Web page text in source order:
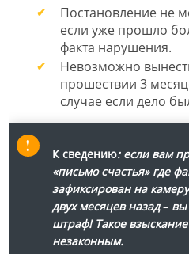
Постановление не
если уже прошло
факта нарушения.
Невозможно
прошествии 3
случае если дело
К сведению: если вам
«письмо счастья» где
зафиксирован на
двух месяцев назад– вы
штраф! Такое
незаконным.